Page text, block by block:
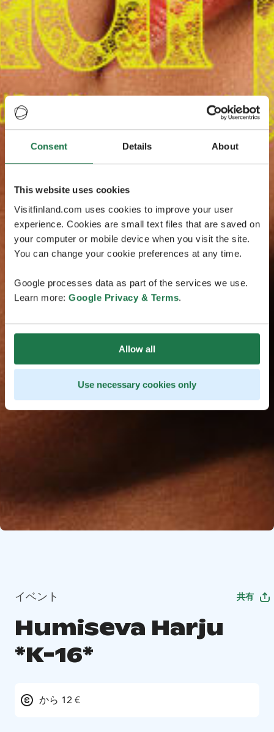
Consent Details About
This website uses cookies
Visitfinland.com uses cookies to improve your user
experience. Cookies are small text files that are saved on
your computer or mobile device when you visit the site.
You can change your cookie preferences at any time.
Google processes data as part of the services we use.
Learn more: Google Privacy & Terms.
Allow all
Use necessary cookies only
イベント 共有
Humiseva Harju
*K-16*
から 12 €